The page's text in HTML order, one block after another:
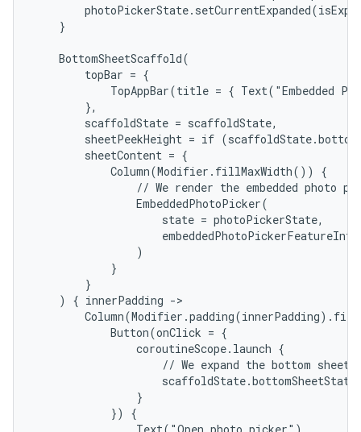
    }
    BottomSheetScaffold(
        topBar = {
TopAppBar(title = { Text("Embedded
        },
        scaffoldState = scaffoldState,
sheetPeekHeight = if
        sheetContent = {
            Column(Modifier.fillMaxWidth()) {
// We render the embedded photo
                EmbeddedPhotoPicker(
                    state = photoPickerState,
                )
            }
        }
    ) { innerPadding ->
            Button(onClick = {
                coroutineScope.launch {
// We expand the bottom
                }
            }) {
                Text("Open photo picker")